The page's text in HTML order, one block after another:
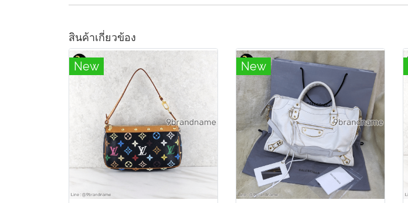
สินค้าเกี่ยวข้อง
New New